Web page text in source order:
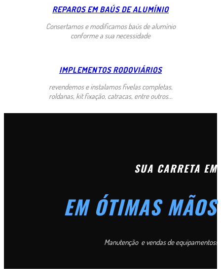
REPAROS EM BAÚS DE ALUMÍNIO
Consertamos e modificamos baús de alumínio
conforme a sua necessidade
IMPLEMENTOS RODOVIÁRIOS
revendemos e instalamos fivelas completas,
roldanas, kit fixação, catracas, entre outros...
SUA CARRETA EM
EM ÓTIMAS MÃOS
Manutenção e vendas de equipamentos!